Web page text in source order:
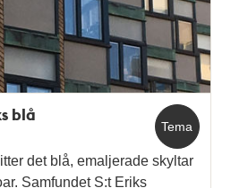
Tema
blå
det blå, emaljerade skyltar
Samfundet S:t Eriks